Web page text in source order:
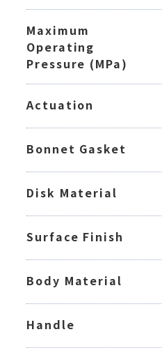
Maximum
Operating
Pressure (MPa)
Actuation
Bonnet Gasket
Disk Material
Surface Finish
Body Material
Handle